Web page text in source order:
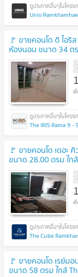
Unio
🚩 ขายคอนโด ดิ ไอ
ห้องนอน ขนาด 34 ต
The IRIS Rama 9
🚩 ขายคอนโด เดอะ
ขนาด 28.00 ตรม ใก
The Cube
🚩 ขายคอนโด เรย์ม
ขนาด 58 ตรม ใกล้